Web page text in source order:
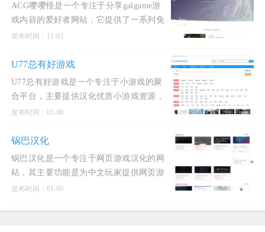
ACG嘤嘤怪是一个专注于分享galgame游
戏内容的爱好者网站，它提供了一系列免
费汉化的游戏下载服务。这个平台主要分
RPG（角色扮演游戏），并且致力于
发布时间：11-03
U77总有好游戏
U77总有好游戏是一个专注于小游戏的聚
合平台，主要提供汉化优质小游戏资源，
同时为独立游戏作者提供作品发布的机
合玩家在空闲时间消磨时间，无需长时间
投入或复杂操作，即可体验到简
发布时间：01-08
锅巴汉化
锅巴汉化是一个专注于网页游戏汉化的网
站，其主要功能是为中文玩家提供网页游
戏的本地化服务。锅巴汉化团队通过开发
发布时间：01-09